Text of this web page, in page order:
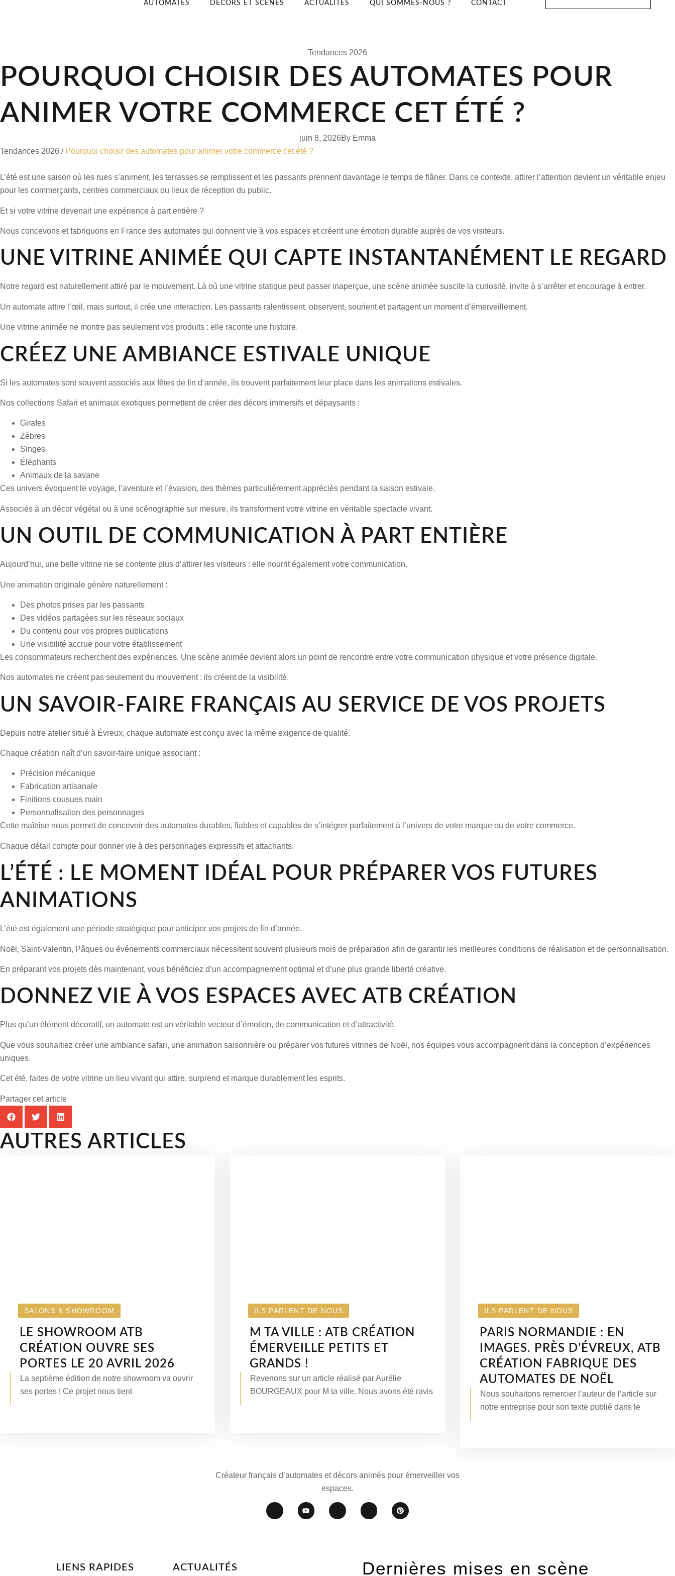
AUTOMATES DÉCORS ET SCÈNES ACTUALITÉS QUI SOMMES-NOUS ? CONTACT
Tendances 2026
POURQUOI CHOISIR DES AUTOMATES POUR
ANIMER VOTRE COMMERCE CET ÉTÉ ?
juin 8, 2026By Emma
Tendances 2026 /Pourquoi choisir des automates pour animer votre commerce cet été ?
L’été est une saison où les rues s’animent, les terrasses se remplissent et les passants prennent davantage le temps de flâner. Dans ce contexte, attirer l’attention devient un véritable enjeu
pour les commerçants, centres commerciaux ou lieux de réception du public.
Et si votre vitrine devenait une expérience à part entière ?
Nous concevons et fabriquons en France des automates qui donnent vie à vos espaces et créent une émotion durable auprès de vos visiteurs.
UNE VITRINE ANIMÉE QUI CAPTE INSTANTANÉMENT LE REGARD
Notre regard est naturellement attiré par le mouvement. Là où une vitrine statique peut passer inaperçue, une scène animée suscite la curiosité, invite à s’arrêter et encourage à entrer.
Un automate attire l’œil, mais surtout, il crée une interaction. Les passants ralentissent, observent, sourient et partagent un moment d’émerveillement.
Une vitrine animée ne montre pas seulement vos produits : elle raconte une histoire.
CRÉEZ UNE AMBIANCE ESTIVALE UNIQUE
Si les automates sont souvent associés aux fêtes de fin d’année, ils trouvent parfaitement leur place dans les animations estivales.
Nos collections Safari et animaux exotiques permettent de créer des décors immersifs et dépaysants :
Girafes
Zèbres
Singes
Éléphants
Animaux de la savane
Ces univers évoquent le voyage, l’aventure et l’évasion, des thèmes particulièrement appréciés pendant la saison estivale.
Associés à un décor végétal ou à une scénographie sur mesure, ils transforment votre vitrine en véritable spectacle vivant.
UN OUTIL DE COMMUNICATION À PART ENTIÈRE
Aujourd’hui, une belle vitrine ne se contente plus d’attirer les visiteurs : elle nourrit également votre communication.
Une animation originale génère naturellement :
Des photos prises par les passants
Des vidéos partagées sur les réseaux sociaux
Du contenu pour vos propres publications
Une visibilité accrue pour votre établissement
Les consommateurs recherchent des expériences. Une scène animée devient alors un point de rencontre entre votre communication physique et votre présence digitale.
Nos automates ne créent pas seulement du mouvement : ils créent de la visibilité.
UN SAVOIR-FAIRE FRANÇAIS AU SERVICE DE VOS PROJETS
Depuis notre atelier situé à Évreux, chaque automate est conçu avec la même exigence de qualité.
Chaque création naît d’un savoir-faire unique associant :
Précision mécanique
Fabrication artisanale
Finitions cousues main
Personnalisation des personnages
Cette maîtrise nous permet de concevoir des automates durables, fiables et capables de s’intégrer parfaitement à l’univers de votre marque ou de votre commerce.
Chaque détail compte pour donner vie à des personnages expressifs et attachants.
L’ÉTÉ : LE MOMENT IDÉAL POUR PRÉPARER VOS FUTURES
ANIMATIONS
L’été est également une période stratégique pour anticiper vos projets de fin d’année.
Noël, Saint-Valentin, Pâques ou événements commerciaux nécessitent souvent plusieurs mois de préparation afin de garantir les meilleures conditions de réalisation et de personnalisation.
En préparant vos projets dès maintenant, vous bénéficiez d’un accompagnement optimal et d’une plus grande liberté créative.
DONNEZ VIE À VOS ESPACES AVEC ATB CRÉATION
Plus qu’un élément décoratif, un automate est un véritable vecteur d’émotion, de communication et d’attractivité.
Que vous souhaitiez créer une ambiance safari, une animation saisonnière ou préparer vos futures vitrines de Noël, nos équipes vous accompagnent dans la conception d’expériences
uniques.
Cet été, faites de votre vitrine un lieu vivant qui attire, surprend et marque durablement les esprits.
Partager cet article
AUTRES ARTICLES
SALONS & SHOWROOM
LE SHOWROOM ATB
CRÉATION OUVRE SES
PORTES LE 20 AVRIL 2026
La septième édition de notre showroom va ouvrir
ses portes ! Ce projet nous tient
ILS PARLENT DE NOUS
M TA VILLE : ATB CRÉATION
ÉMERVEILLE PETITS ET
GRANDS !
Revenons sur un article réalisé par Aurélie
BOURGEAUX pour M ta ville. Nous avons été ravis
ILS PARLENT DE NOUS
PARIS NORMANDIE : EN
IMAGES. PRÈS D’ÉVREUX, ATB
CRÉATION FABRIQUE DES
AUTOMATES DE NOËL
Nous souhaitons remercier l’auteur de l’article sur
notre entreprise pour son texte publié dans le
Créateur français d’automates et décors animés pour émerveiller vos
espaces.
LIENS RAPIDES ACTUALITÉS Dernières mises en scène